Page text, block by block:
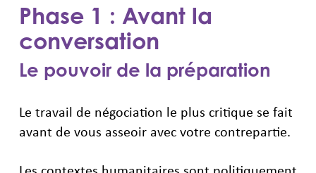
Phase 1 : Avant la
conversation
Le pouvoir de la préparation
Le travail de négociation le plus critique se fait
avant de vous asseoir avec votre contrepartie.